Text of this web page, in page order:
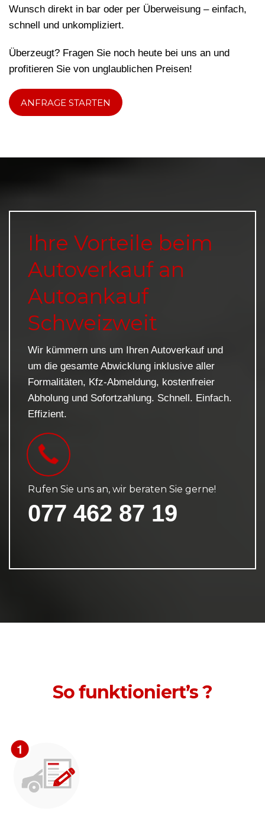
Wunsch direkt in bar oder per Überweisung – einfach,
schnell und unkompliziert.
Überzeugt? Fragen Sie noch heute bei uns an und
profitieren Sie von unglaublichen Preisen!
ANFRAGE STARTEN
Ihre Vorteile beim
Autoverkauf an
Autoankauf
Schweizweit
Wir kümmern uns um Ihren Autoverkauf und
um die gesamte Abwicklung inklusive aller
Formalitäten, Kfz-Abmeldung, kostenfreier
Abholung und Sofortzahlung. Schnell. Einfach.
Effizient.
Rufen Sie uns an, wir beraten Sie gerne!
077 462 87 19
So funktioniert’s ?